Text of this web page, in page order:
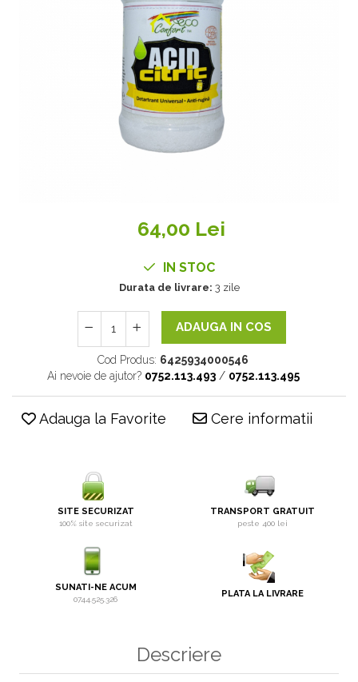
64,00 Lei
IN STOC
Durata de livrare: 3 zile
ADAUGA IN COS
Cod Produs: 6425934000546
Ai nevoie de ajutor? 0752.113.493 / 0752.113.495
Adauga la Favorite Cere informatii
SITE SECURIZAT
100% site securizat
TRANSPORT GRATUIT
peste 400 lei
SUNATI-NE ACUM
0744.525.326
PLATA LA LIVRARE
Descriere